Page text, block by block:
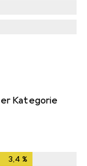
Kategorie
3,4 %